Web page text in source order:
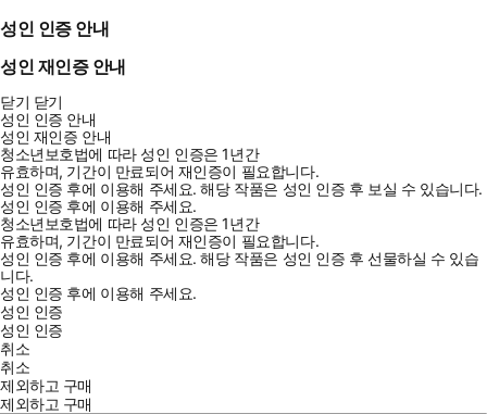
성인 인증 안내
성인 재인증 안내
닫기 닫기
성인 인증 안내
성인 재인증 안내
청소년보호법에 따라 성인 인증은 1년간
유효하며, 기간이 만료되어 재인증이 필요합니다.
성인 인증 후에 이용해 주세요.해당 작품은 성인 인증 후 보실 수 있습니다.
성인 인증 후에 이용해 주세요.
청소년보호법에 따라 성인 인증은 1년간
유효하며, 기간이 만료되어 재인증이 필요합니다.
성인 인증 후에 이용해 주세요.해당 작품은 성인 인증 후 선물하실 수 있습
니다.
성인 인증 후에 이용해 주세요.
성인 인증
성인 인증
취소
취소
제외하고 구매
제외하고 구매